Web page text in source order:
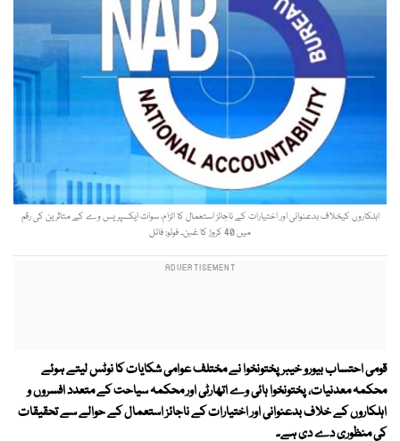
اہلکاروں کیخلاف بدعنوانی اور اختیارات کے ناجائز استعمال کا الزام، سوات ایکسپریس وے کے متاثرین کی رقم
میں 40 کروڑ کا غبن۔ فوٹو: فائل
قومی احتساب بیورو خیبر پختونخوا نے مختلف عوامی شکایات کا نوٹس لیتے ہوئے
محکمہ معدنیات، پختونخوا ہائی وے اتھارٹی اور محکمہ سیاحت کے متعدد افسروں و
اہلکاروں کے خلاف بدعنوانی اور اختیارات کے ناجائز استعمال کے حوالے سے تحقیقات
کی منظوری دے دی ہے۔